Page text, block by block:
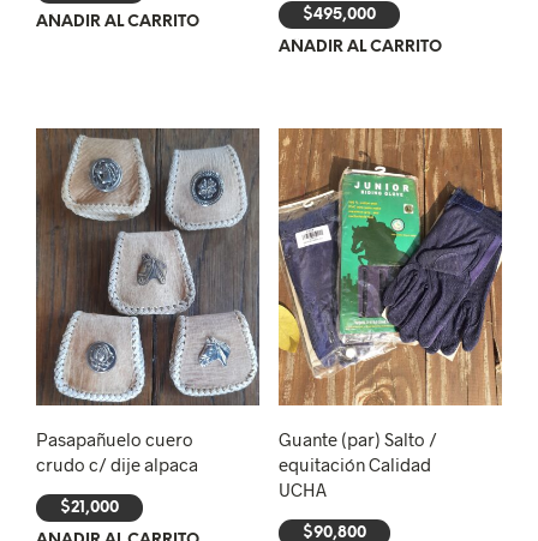
AÑADIR AL CARRITO $495,000
AÑADIR AL CARRITO
Pasapañuelo cuero
crudo c/ dije alpaca
$21,000
Guante (par) Salto /
equitación Calidad
UCHA
$90,800